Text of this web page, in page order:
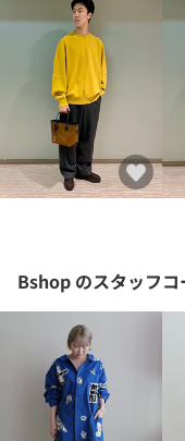
Bshop のスタッフ